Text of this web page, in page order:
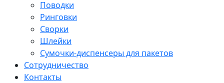
Поводки
Ринговки
Сворки
Шлейки
Сумочки-диспенсеры для пакетов
Сотрудничество
Контакты